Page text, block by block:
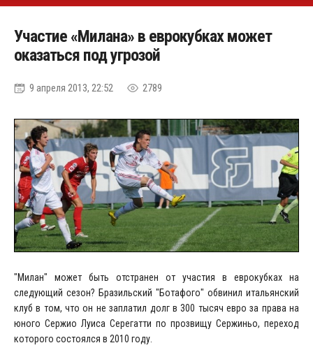
Участие «Милана» в еврокубках может
оказаться под угрозой
9 апреля 2013, 22:52 2789
"Милан" может быть отстранен от участия в еврокубках на
следующий сезон? Бразильский "Ботафого" обвинил итальянский
клуб в том, что он не заплатил долг в 300 тысяч евро за права на
юного Сержио Луиса Серегатти по прозвищу Сержиньо, переход
которого состоялся в 2010 году.